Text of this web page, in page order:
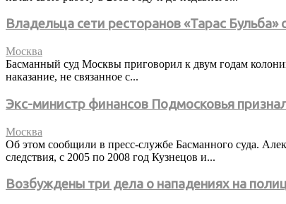
Владельца сети ресторанов «Тарас
Москва
Басманный суд Москвы приговорил к двум годам
наказание, не связанное с...
Экс-министр финансов Подмосковья
Москва
Об этом сообщили в пресс-службе Басманного суда.
следствия, с 2005 по 2008 год Кузнецов и...
Возбуждены три дела о нападениях на